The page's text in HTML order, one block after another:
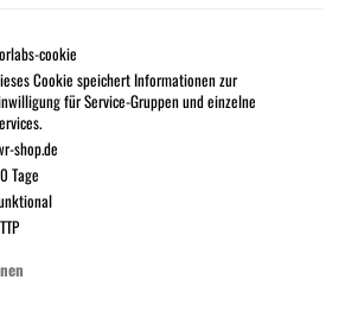
cookie
Cookie speichert Informationen zur
für Service-Gruppen und einzelne
shop.de
Tage